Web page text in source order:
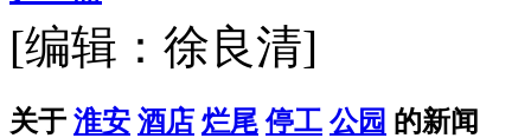
[编辑：徐良清]
关于 淮安 酒店 烂尾 停工 公园 的新闻